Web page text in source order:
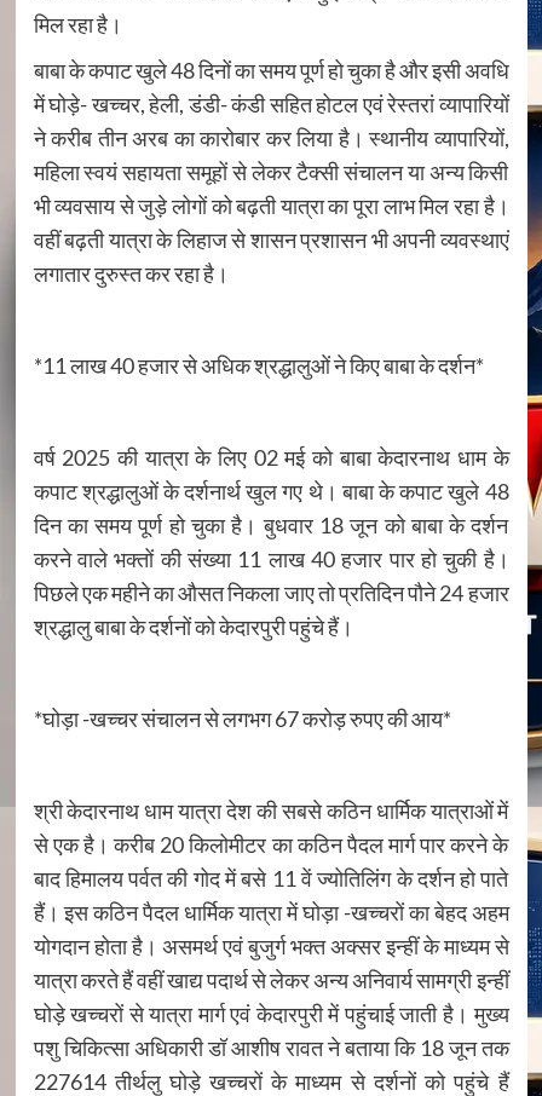
मिल रहा है।
बाबा के कपाट खुले 48 दिनों का समय पूर्ण हो चुका है और इसी अवधि
में घोड़े- खच्चर, हेली, डंडी- कंडी सहित होटल एवं रेस्तरां व्यापारियों
ने करीब तीन अरब का कारोबार कर लिया है। स्थानीय व्यापारियों,
महिला स्वयं सहायता समूहों से लेकर टैक्सी संचालन या अन्य किसी
भी व्यवसाय से जुड़े लोगों को बढ़ती यात्रा का पूरा लाभ मिल रहा है।
वहीं बढ़ती यात्रा के लिहाज से शासन प्रशासन भी अपनी व्यवस्थाएं
लगातार दुरुस्त कर रहा है।
*11 लाख 40 हजार से अधिक श्रद्धालुओं ने किए बाबा के दर्शन*
वर्ष 2025 की यात्रा के लिए 02 मई को बाबा केदारनाथ धाम के
कपाट श्रद्धालुओं के दर्शनार्थ खुल गए थे। बाबा के कपाट खुले 48
दिन का समय पूर्ण हो चुका है। बुधवार 18 जून को बाबा के दर्शन
करने वाले भक्तों की संख्या 11 लाख 40 हजार पार हो चुकी है।
पिछले एक महीने का औसत निकला जाए तो प्रतिदिन पौने 24 हजार
श्रद्धालु बाबा के दर्शनों को केदारपुरी पहुंचे हैं।
*घोड़ा -खच्चर संचालन से लगभग 67 करोड़ रुपए की आय*
श्री केदारनाथ धाम यात्रा देश की सबसे कठिन धार्मिक यात्राओं में
से एक है। करीब 20 किलोमीटर का कठिन पैदल मार्ग पार करने के
बाद हिमालय पर्वत की गोद में बसे 11 वें ज्योतिलिंग के दर्शन हो पाते
हैं। इस कठिन पैदल धार्मिक यात्रा में घोड़ा -खच्चरों का बेहद अहम
योगदान होता है। असमर्थ एवं बुजुर्ग भक्त अक्सर इन्हीं के माध्यम से
यात्रा करते हैं वहीं खाद्य पदार्थ से लेकर अन्य अनिवार्य सामग्री इन्हीं
घोड़े खच्चरों से यात्रा मार्ग एवं केदारपुरी में पहुंचाई जाती है। मुख्य
पशु चिकित्सा अधिकारी डॉ आशीष रावत ने बताया कि 18 जून तक
227614 तीर्थलु घोड़े खच्चरों के माध्यम से दर्शनों को पहुंचे हैं